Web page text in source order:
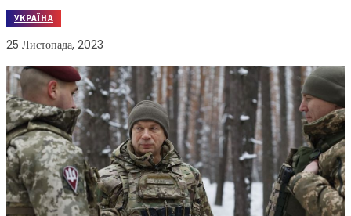
УКРАЇНА
25 Листопада, 2023